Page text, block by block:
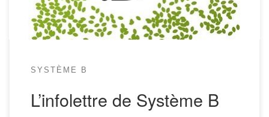
SYSTÈME B
L’infolettre de Système B